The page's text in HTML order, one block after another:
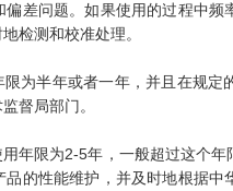
差问题。如果使用的过程中
检测和校准处理。
为半年或者一年，并且在规
督局部门。
年限为2-5年，一般超过这个
的性能维护，并及时地根据